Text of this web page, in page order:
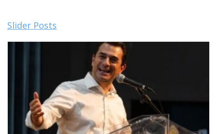
Slider Posts